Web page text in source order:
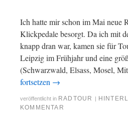
Ich hatte mir schon im Mai neue
Klickpedale besorgt. Da ich mit
knapp dran war, kamen sie für
Leipzig im Frühjahr und eine
(Schwarzwald, Elsass, Mosel,
fortsetzen →
veröffentlicht in RADTOUR |
KOMMENTAR